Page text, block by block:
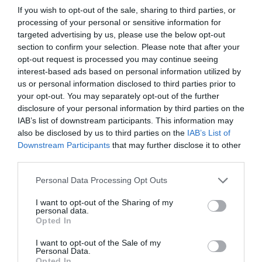
If you wish to opt-out of the sale, sharing to third parties, or
processing of your personal or sensitive information for
targeted advertising by us, please use the below opt-out
section to confirm your selection. Please note that after your
opt-out request is processed you may continue seeing
interest-based ads based on personal information utilized by
us or personal information disclosed to third parties prior to
your opt-out. You may separately opt-out of the further
disclosure of your personal information by third parties on the
IAB’s list of downstream participants. This information may
also be disclosed by us to third parties on the IAB’s List of
Downstream Participants that may further disclose it to other
Please note that this website/app uses one or more Google
not limited to your visit or usage behaviour. You may click to
grant or deny consent to Google and its third-party tags to
use your data for below specified purposes in below Google
consent section.
Personal Data Processing Opt Outs
I want to opt-out of the Sharing of my
personal data.
Opted In
I want to opt-out of the Sale of my
Personal Data.
A nyugdíj - a korbetöltött öregségi nyugdíj és a nők
kedvezményes nyugdíja - mellett folytatott keresőtevékenységgel
szerzett keresetet 2026-ban sem korlátozza semmi.
Farkas András úgy summáz, hogy 2026-ban európai
összehasonlításban Magyarország továbbra is azöregségi
nyugdíjakra legkevesebbet költő
tagállamok egyike marad: a
teljes nyugdíjkasssza a jövő évre tervezett GDP mindössze 7,32%-
át teszi ki, ami fájdalmas mértékben elmarad az Európai Unió
10,9%-os átlagától.
Olvasd el ezt is!